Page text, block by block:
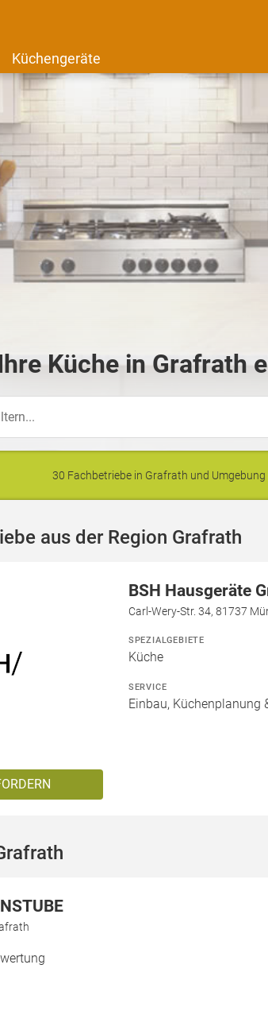
Küchengeräte
Küche in Grafrath
30 Fachbetriebe in Grafrath und
aus der Region Grafrath
BSH Hausgeräte
Carl-Wery-Str. 34, 81737
SPEZIALGEBIETE
Küche
SERVICE
Einbau, Küchenplanung